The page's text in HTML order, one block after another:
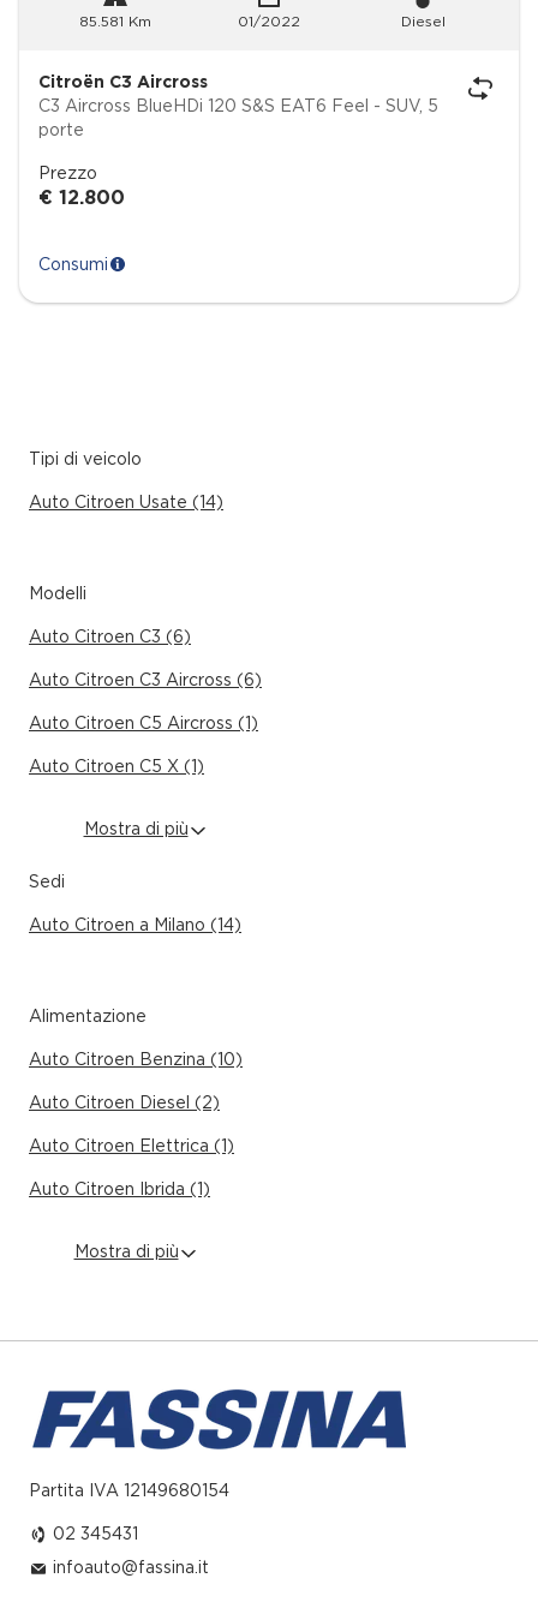
85.581 Km 01/2022 Diesel
Citroën C3 Aircross
C3 Aircross BlueHDi 120 S&S EAT6 Feel - SUV, 5
porte
Prezzo
€ 12.800
Consumi
Tipi di veicolo
Auto Citroen Usate (14)
Modelli
Auto Citroen C3 (6)
Auto Citroen C3 Aircross (6)
Auto Citroen C5 Aircross (1)
Auto Citroen C5 X (1)
Mostra di più
Sedi
Auto Citroen a Milano (14)
Alimentazione
Auto Citroen Benzina (10)
Auto Citroen Diesel (2)
Auto Citroen Elettrica (1)
Auto Citroen Ibrida (1)
Mostra di più
Partita IVA 12149680154
02 345431
infoauto@fassina.it